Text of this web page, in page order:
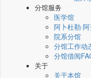
分馆服务
医学馆
阿卜杜勒·
院系分馆
分馆工作动
分馆借阅
关于
关于本馆